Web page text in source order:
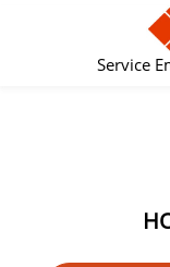
Service